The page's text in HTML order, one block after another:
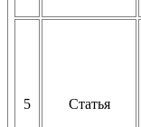
5 Статья